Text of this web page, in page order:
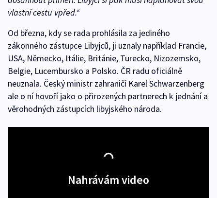
vlastní cestu vpřed.“
Od března, kdy se rada prohlásila za jediného
zákonného zástupce Libyjců, ji uznaly například Francie,
USA, Německo, Itálie, Británie, Turecko, Nizozemsko,
Belgie, Lucembursko a Polsko. ČR radu oficiálně
neuznala. Český ministr zahraničí Karel Schwarzenberg
ale o ní hovoří jako o přirozených partnerech k jednání a
věrohodných zástupcích libyjského národa.
Nahrávám video